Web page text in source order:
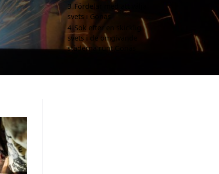
3 Fördelar med att välja
svets i Gonäs
4 Sök efter en skicklig
svets i de omgivande
städerna runt Gonäs